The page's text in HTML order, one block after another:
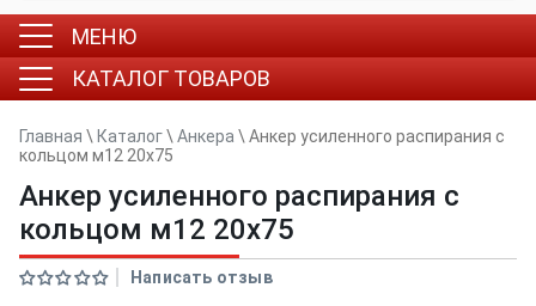
МЕНЮ
КАТАЛОГ ТОВАРОВ
Главная \ Каталог\ Анкера \ Анкер усиленного распирания с
кольцом м12 20х75
Анкер усиленного распирания с
кольцом м12 20х75
Написать отзыв